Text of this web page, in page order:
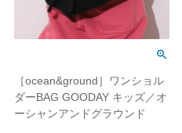
［ocean&ground］ワンショル
ダーBAG GOODAY キッズ／オ
ーシャンアンドグラウンド